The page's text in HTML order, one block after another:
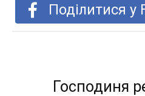
Поділитися у
Господиня